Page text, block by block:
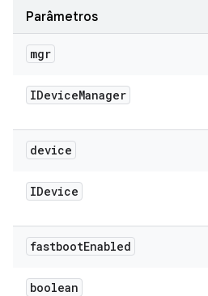
Parâmetros
mgr
IDeviceManager
device
IDevice
fastbootEnabled
boolean